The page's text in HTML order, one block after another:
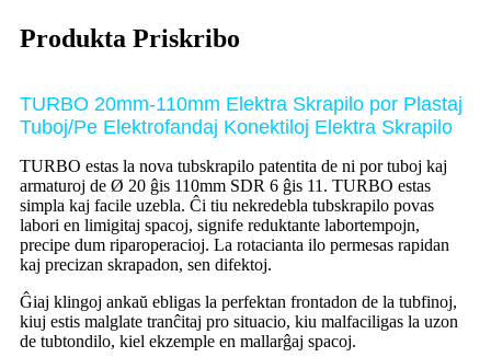
Produkta Priskribo
TURBO 20mm-110mm Elektra Skrapilo por Plastaj
Tuboj/Pe Elektrofandaj Konektiloj Elektra Skrapilo
TURBO estas la nova tubskrapilo patentita de ni por tuboj kaj
armaturoj de Ø 20 ĝis 110mm SDR 6 ĝis 11. TURBO estas
simpla kaj facile uzebla. Ĉi tiu nekredebla tubskrapilo povas
labori en limigitaj spacoj, signife reduktante labortempojn,
precipe dum riparoperacioj. La rotacianta ilo permesas rapidan
kaj precizan skrapadon, sen difektoj.
Ĝiaj klingoj ankaŭ ebligas la perfektan frontadon de la tubfinoj,
kiuj estis malglate tranĉitaj pro situacio, kiu malfaciligas la uzon
de tubtondilo, kiel ekzemple en mallarĝaj spacoj.